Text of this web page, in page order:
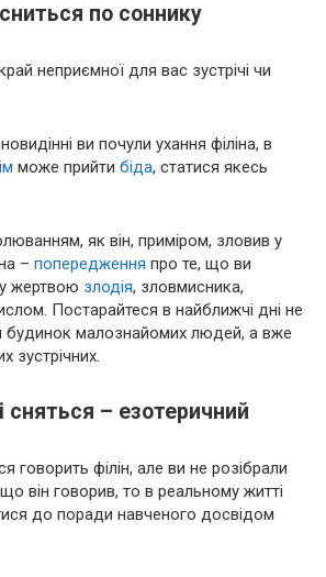
по соннику
неприємної для вас зустрічі чи
ви почули ухання філіна, в
може прийти біда, статися якесь
як він, приміром, зловив у
– попередження про те, що ви
жертвою злодія, зловмисника,
Постарайтеся в найближчі дні не
будинок малознайомих людей, а вже
зустрічних.
сняться – езотеричний
говорить філін, але ви не розібрали
він говорив, то в реальному житті
до поради навченого досвідом